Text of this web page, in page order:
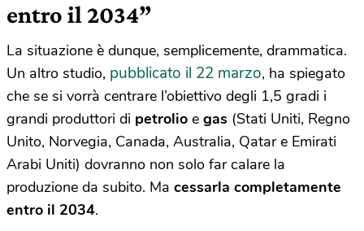
entro il 2034”
La situazione è dunque, semplicemente, drammatica.
Un altro studio, pubblicato il 22 marzo, ha spiegato
che se si vorrà centrare l’obiettivo degli 1,5 gradi i
grandi produttori di petrolio e gas (Stati Uniti, Regno
Unito, Norvegia, Canada, Australia, Qatar e Emirati
Arabi Uniti) dovranno non solo far calare la
produzione da subito. Ma cessarla completamente
entro il 2034.